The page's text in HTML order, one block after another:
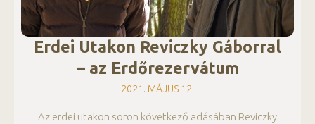
Erdei Utakon Reviczky Gáborral
– az Erdőrezervátum
2021. MÁJUS 12.
Az erdei utakon soron következő adásában Reviczky